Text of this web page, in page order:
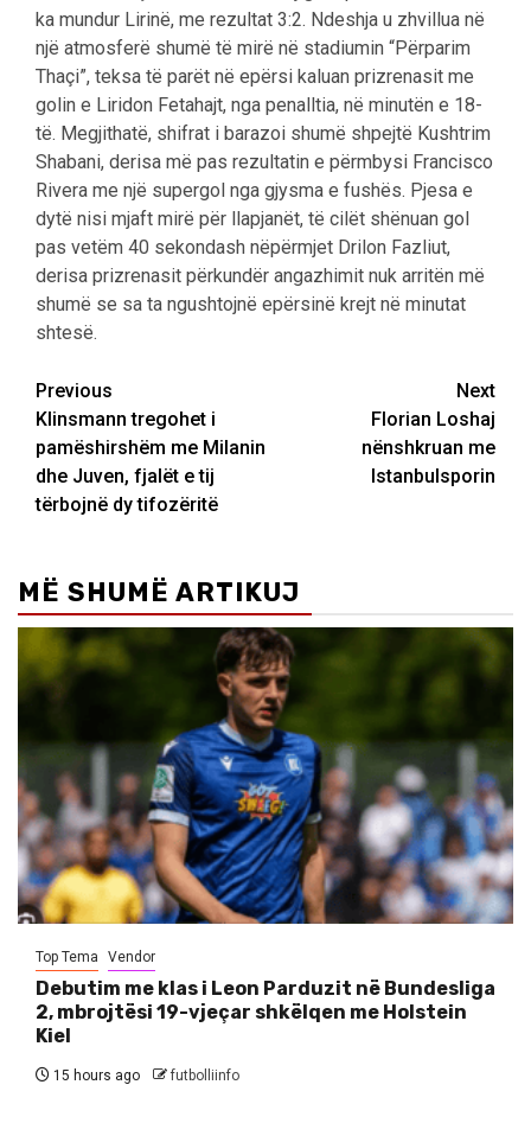
ka mundur Lirinë, me rezultat 3:2. Ndeshja u zhvillua në
një atmosferë shumë të mirë në stadiumin “Përparim
Thaçi”, teksa të parët në epërsi kaluan prizrenasit me
golin e Liridon Fetahajt, nga penalltia, në minutën e 18-
të. Megjithatë, shifrat i barazoi shumë shpejtë Kushtrim
Shabani, derisa më pas rezultatin e përmbysi Francisco
Rivera me një supergol nga gjysma e fushës. Pjesa e
dytë nisi mjaft mirë për llapjanët, të cilët shënuan gol
pas vetëm 40 sekondash nëpërmjet Drilon Fazliut,
derisa prizrenasit përkundër angazhimit nuk arritën më
shumë se sa ta ngushtojnë epërsinë krejt në minutat
shtesë.
Post
navigation
Previous
Klinsmann tregohet i
pamëshirshëm me Milanin
dhe Juven, fjalët e tij
tërbojnë dy tifozëritë
Next
Florian Loshaj
nënshkruan me
Istanbulsporin
MË SHUMË ARTIKUJ
Top Tema Vendor
Debutim me klas i Leon Parduzit në Bundesliga
2, mbrojtësi 19-vjeçar shkëlqen me Holstein
Kiel
15 hours ago futbolliinfo